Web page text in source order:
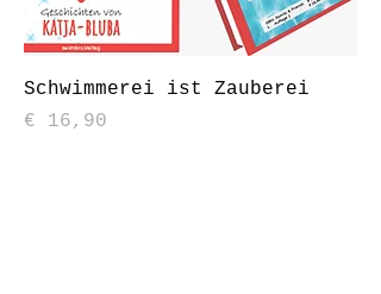
Schwimmerei ist Zauberei
Preis
€ 16,90